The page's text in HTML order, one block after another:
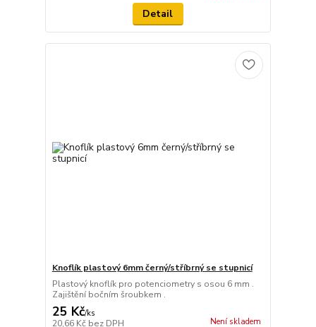
Detail
Knoflík plastový 6mm černý/stříbrný se stupnicí
Plastový knoflík pro potenciometry s osou 6 mm .
Zajištění bočním šroubkem .
25 Kč/ks
20,66 Kč bez DPH Není skladem